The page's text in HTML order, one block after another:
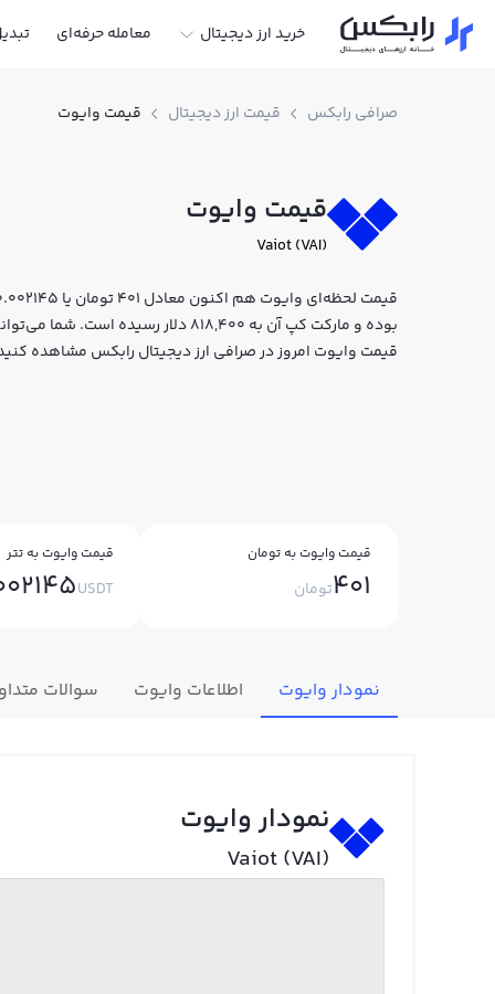
خرید ارز دیجیتال معامله حرفه‌ای
صرافی رابکس قیمت ارز دیجیتال قیمت وایوت
قیمت وایوت
Vaiot (VAI)
بوده و مارکت کپ آن به 818,400 دلار
قیمت وایوت امروز در صرافی ارز دیجیتال رابکس مشاهده
قیمت وایوت به تومان
401تومان
قیمت وایوت به تتر
USDT
نمودار وایوت اطلاعات وایوت سوالات
نمودار وایوت
Vaiot (VAI)